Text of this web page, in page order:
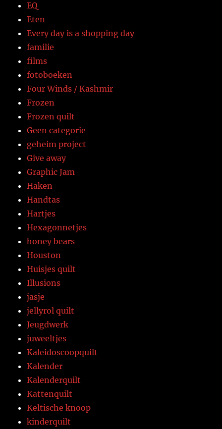
EQ
Eten
Every day is a shopping day
familie
films
fotoboeken
Four Winds / Kashmir
Frozen
Frozen quilt
Geen categorie
geheim project
Give away
Graphic Jam
Haken
Handtas
Hartjes
Hexagonnetjes
honey bears
Houston
Huisjes quilt
Illusions
jasje
jellyrol quilt
Jeugdwerk
juweeltjes
Kaleidoscoopquilt
Kalender
Kalenderquilt
Kattenquilt
Keltische knoop
kinderquilt